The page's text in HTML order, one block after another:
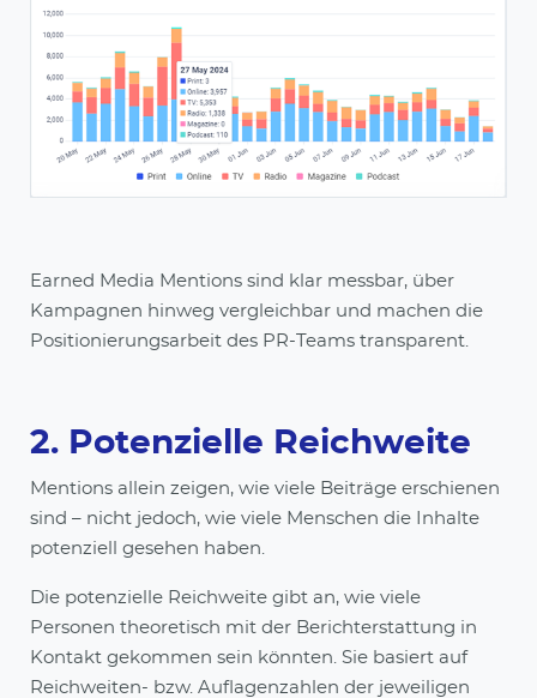
Earned Media Mentions sind klar messbar, über
Kampagnen hinweg vergleichbar und machen die
Positionierungsarbeit des PR-Teams transparent.
2. Potenzielle Reichweite
Mentions allein zeigen, wie viele Beiträge erschienen
sind – nicht jedoch, wie viele Menschen die Inhalte
potenziell gesehen haben.
Die potenzielle Reichweite gibt an, wie viele
Personen theoretisch mit der Berichterstattung in
Kontakt gekommen sein könnten. Sie basiert auf
Reichweiten- bzw. Auflagenzahlen der jeweiligen